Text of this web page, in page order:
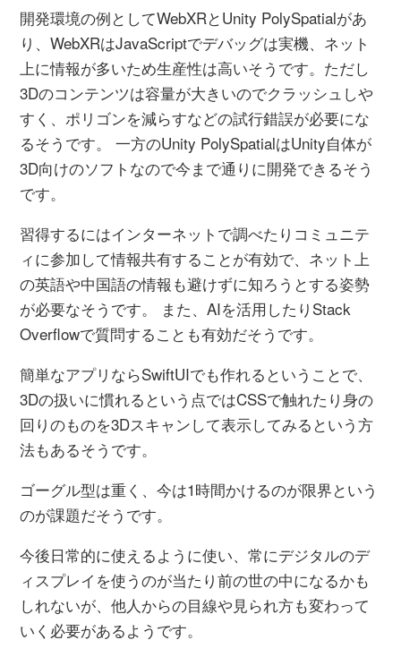
開発環境の例としてWebXRとUnity PolySpatialがあ
り、WebXRはJavaScriptでデバッグは実機、ネット
上に情報が多いため生産性は高いそうです。ただし
3Dのコンテンツは容量が大きいのでクラッシュしや
すく、ポリゴンを減らすなどの試行錯誤が必要にな
るそうです。 一方のUnity PolySpatialはUnity自体が
3D向けのソフトなので今まで通りに開発できるそう
です。
習得するにはインターネットで調べたりコミュニテ
ィに参加して情報共有することが有効で、ネット上
の英語や中国語の情報も避けずに知ろうとする姿勢
が必要なそうです。 また、AIを活用したりStack
Overflowで質問することも有効だそうです。
簡単なアプリならSwiftUIでも作れるということで、
3Dの扱いに慣れるという点ではCSSで触れたり身の
回りのものを3Dスキャンして表示してみるという方
法もあるそうです。
ゴーグル型は重く、今は1時間かけるのが限界という
のが課題だそうです。
今後日常的に使えるように使い、常にデジタルのデ
ィスプレイを使うのが当たり前の世の中になるかも
しれないが、他人からの目線や見られ方も変わって
いく必要があるようです。